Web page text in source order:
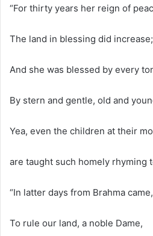
“For thirty years her reign of
The land in blessing did increase;
And she was blessed by every
By stern and gentle, old and
Yea, even the children at their
are taught such homely rhyming
“In latter days from Brahma came,
To rule our land, a noble Dame,